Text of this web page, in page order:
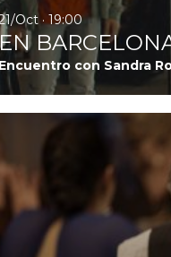
Oct · 19:00
Encuentro con Sandra